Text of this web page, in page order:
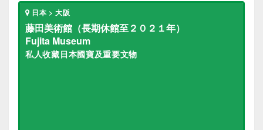
日本 > 大阪
藤田美術館（長期休館至２０２１年）
Fujita Museum
私人收藏日本國寶及重要文物